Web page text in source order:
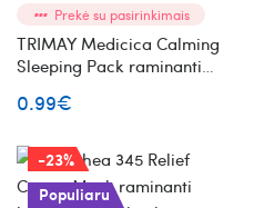
Prekė su pasirinkimais
TRIMAY Medicica Calming
Sleeping Pack raminanti
0.99€
-23%
Populiaru